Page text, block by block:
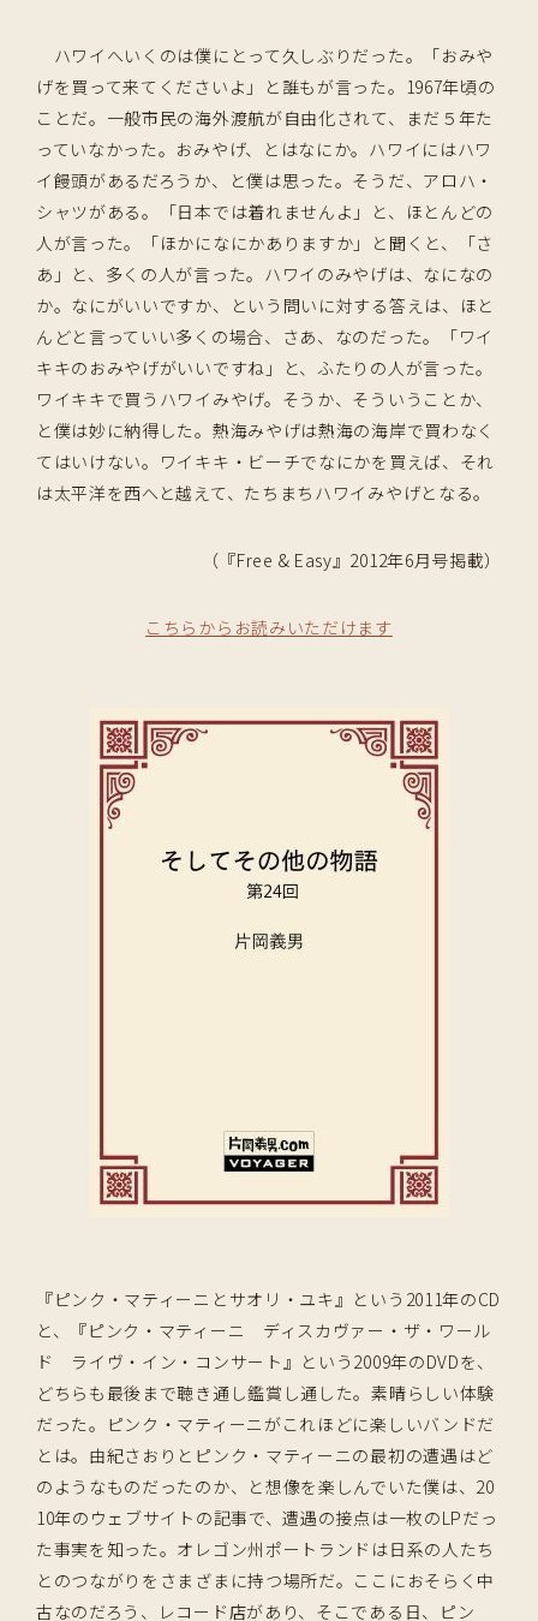
ハワイへいくのは僕にとって久しぶりだった。「おみや
げを買って来てくださいよ」と誰もが言った。1967年頃の
ことだ。一般市民の海外渡航が自由化されて、まだ５年た
っていなかった。おみやげ、とはなにか。ハワイにはハワ
イ饅頭があるだろうか、と僕は思った。そうだ、アロハ・
シャツがある。「日本では着れませんよ」と、ほとんどの
人が言った。「ほかになにかありますか」と聞くと、「さ
あ」と、多くの人が言った。ハワイのみやげは、なになの
か。なにがいいですか、という問いに対する答えは、ほと
んどと言っていい多くの場合、さあ、なのだった。「ワイ
キキのおみやげがいいですね」と、ふたりの人が言った。
ワイキキで買うハワイみやげ。そうか、そういうことか、
と僕は妙に納得した。熱海みやげは熱海の海岸で買わなく
てはいけない。ワイキキ・ビーチでなにかを買えば、それ
は太平洋を西へと越えて、たちまちハワイみやげとなる。
（『Free & Easy』2012年6月号掲載）
こちらからお読みいただけます
『ピンク・マティーニとサオリ・ユキ』という2011年のCD
と、『ピンク・マティーニ ディスカヴァー・ザ・ワール
ド ライヴ・イン・コンサート』という2009年のDVDを、
どちらも最後まで聴き通し鑑賞し通した。素晴らしい体験
だった。ピンク・マティーニがこれほどに楽しいバンドだ
とは。由紀さおりとピンク・マティーニの最初の遭遇はど
のようなものだったのか、と想像を楽しんでいた僕は、20
10年のウェブサイトの記事で、遭遇の接点は一枚のLPだっ
た事実を知った。オレゴン州ポートランドは日系の人たち
とのつながりをさまざまに持つ場所だ。ここにおそらく中
古なのだろう、レコード店があり、そこである日、ピン